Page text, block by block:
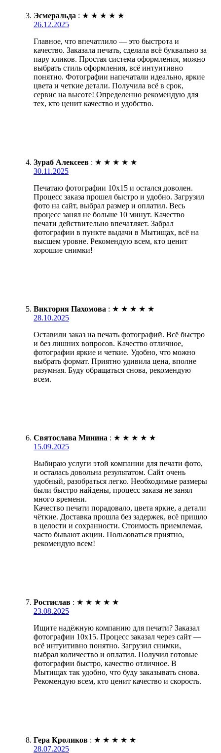
Эсмеральда : ★ ★ ★ ★ ★
26.12.2025
Главное, что впечатлило — это быстрота и
качество. Заказала печать, сделала всё буквально за
пару кликов. Простая система оформления, можно
выбрать стиль оформления, всё интуитивно
понятно. Фотографии напечатали идеально, яркие
цвета и четкие детали. Получила всё в срок,
сервис на высоте! Определенно рекомендую для
тех, кто ценит качество и удобство.
Зураб Алексеев : ★ ★ ★ ★ ★
30.11.2025
Печатаю фотографии 10х15 и остался доволен.
Процесс заказа прошел быстро и удобно. Загрузил
фото на сайт, выбрал размер и оплатил. Весь
процесс занял не больше 10 минут. Качество
печати действительно впечатляет. Забрал
фотографии в пункте выдачи в Мытищах, всё на
высшем уровне. Рекомендую всем, кто ценит
хорошие снимки!
Виктория Пахомова : ★ ★ ★ ★ ★
28.10.2025
Оставили заказ на печать фотографий. Всё быстро
и без лишних вопросов. Качество отличное,
фотографии яркие и четкие. Удобно, что можно
выбрать формат. Приятно удивила цена, вполне
разумная. Буду обращаться снова, рекомендую
всем.
Святослава Минина : ★ ★ ★ ★ ★
15.09.2025
Выбираю услуги этой компании для печати фото,
и осталась довольна результатом. Сайт очень
удобный, разобраться легко. Необходимые размеры
были быстро найдены, процесс заказа не занял
много времени.
Качество печати порадовало, цвета яркие, а детали
чёткие. Доставка прошла без задержек, всё пришло
в целости и сохранности. Стоимость приемлемая,
часто бывают акции. Пользоваться приятно,
рекомендую всем!
Ростислав : ★ ★ ★ ★ ★
23.08.2025
Ищите надёжную компанию для печати? Заказал
фотографии 10х15. Процесс заказал через сайт —
всё интуитивно понятно. Загрузил снимки,
выбрал количество и оплатил. Получил готовые
фотографии быстро, качество отличное. В
Мытищах так удобно, что буду заказывать снова.
Рекомендую всем, кто ценит качество и скорость.
Гера Кроликов : ★ ★ ★ ★ ★
28.07.2025